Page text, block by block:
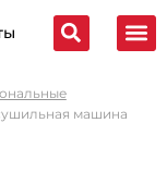
машина